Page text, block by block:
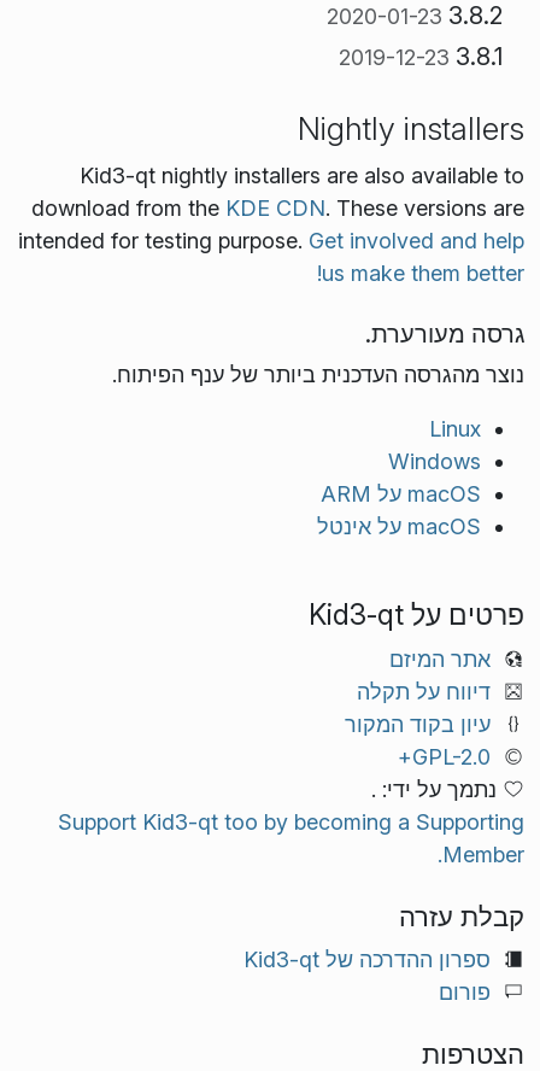
3.8.2
2020-01-23
3.8.1
2019-12-23
Nightly installers
Kid3-qt nightly installers are also available to
download from the KDE CDN. These versions are
intended for testing purpose. Get involved and help
us make them better!
גרסה מעורערת.
נוצר מהגרסה העדכנית ביותר של ענף הפיתוח.
Linux
Windows
macOS על ARM
macOS על אינטל
פרטים על Kid3-qt
אתר המיזם
דיווח על תקלה
עיון בקוד המקור
GPL-2.0+
נתמך על ידי: .
Support Kid3-qt too by becoming a Supporting
Member.
קבלת עזרה
ספרון ההדרכה של Kid3-qt
פורום
הצטרפות